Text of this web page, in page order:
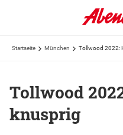
Startseite München Tollwood 2022:
Tollwood
knusprig